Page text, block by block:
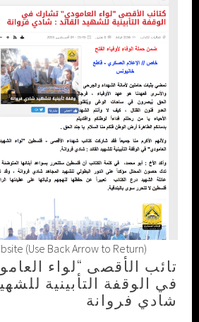
(Use Back Arrow to Return)
تائب الأقصى “لواء
في الوقفة التأبينية
شادي فروانة